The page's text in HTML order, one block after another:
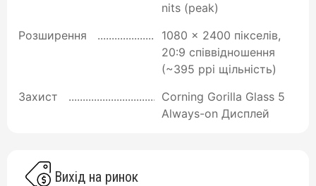
nits (peak)
Розширення
1080 x 2400 пікселів,
20:9 співвідношення
(~395 ppi щільність)
Захист
Corning Gorilla Glass 5
Always-on Дисплей
Вихід на ринок